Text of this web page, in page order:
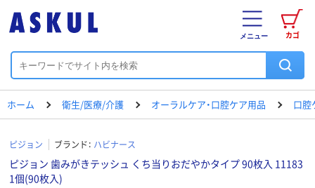
カゴ
メニュー
ホーム 衛生/医療/介護 オーラルケア・口腔ケア用品 口腔
ピジョン ブランド： ハビナース
ピジョン 歯みがきテッシュ くち当りおだやかタイプ 90枚入 11183
1個(90枚入)